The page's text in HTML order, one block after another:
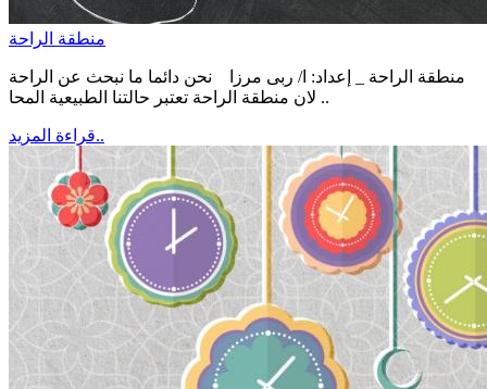
منطقة الراحة
منطقة الراحة _ إعداد: ا/ ربى مرزا نحن دائما ما نبحث عن الراحة
لان منطقة الراحة تعتبر حالتنا الطبيعية المحا ..
قراءة المزيد..